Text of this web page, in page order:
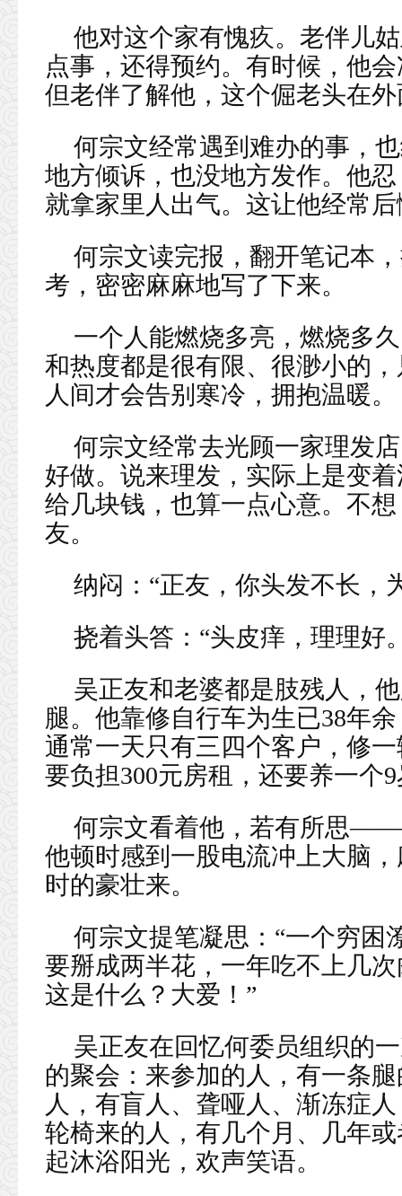
他对这个家有愧疚。老伴儿
点事，还得预约。有时候，他
但老伴了解他，这个倔老头在
何宗文经常遇到难办的事，
地方倾诉，也没地方发作。他
就拿家里人出气。这让他经常
何宗文读完报，翻开笔记本
考，密密麻麻地写了下来。
一个人能燃烧多亮，燃烧多
和热度都是很有限、很渺小的
人间才会告别寒冷，拥抱温暖。
何宗文经常去光顾一家理发
好做。说来理发，实际上是变
给几块钱，也算一点心意。不
友。
纳闷：“正友，你头发不长，
挠着头答：“头皮痒，理理好
吴正友和老婆都是肢残人，
腿。他靠修自行车为生已38年
通常一天只有三四个客户，修
要负担300元房租，还要养一个
何宗文看着他，若有所思
他顿时感到一股电流冲上大脑
时的豪壮来。
何宗文提笔凝思：“一个穷困
要掰成两半花，一年吃不上几
这是什么？大爱！”
吴正友在回忆何委员组织的
的聚会：来参加的人，有一条
人，有盲人、聋哑人、渐冻症
轮椅来的人，有几个月、几年
起沐浴阳光，欢声笑语。